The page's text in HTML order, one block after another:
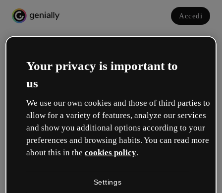
Accedi
Crea il tuo account gratuito!
Quale opzione ti descrive meglio?
Your privacy is important to
us
We use our own cookies and those of third parties to
allow for a variety of features, analyze our services
and show you additional options according to your
preferences and browsing habits. You can read more
about this in the cookies policy.
Settings